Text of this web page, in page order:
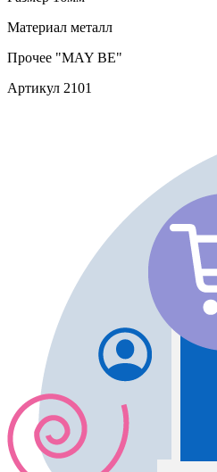
Материал металл
Прочее "MAY BE"
Артикул 2101